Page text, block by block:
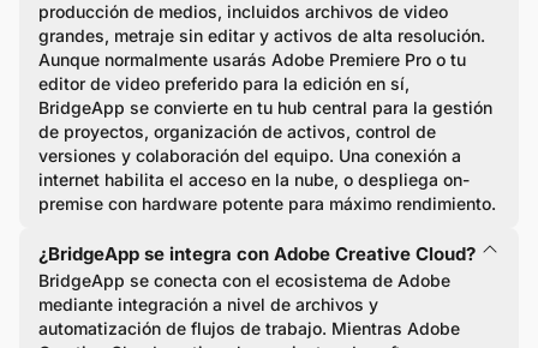
producción de medios, incluidos archivos de video
grandes, metraje sin editar y activos de alta resolución.
Aunque normalmente usarás Adobe Premiere Pro o tu
editor de video preferido para la edición en sí,
BridgeApp se convierte en tu hub central para la gestión
de proyectos, organización de activos, control de
versiones y colaboración del equipo. Una conexión a
internet habilita el acceso en la nube, o despliega on-
premise con hardware potente para máximo rendimiento.
¿BridgeApp se integra con Adobe Creative Cloud?
BridgeApp se conecta con el ecosistema de Adobe
mediante integración a nivel de archivos y
automatización de flujos de trabajo. Mientras Adobe